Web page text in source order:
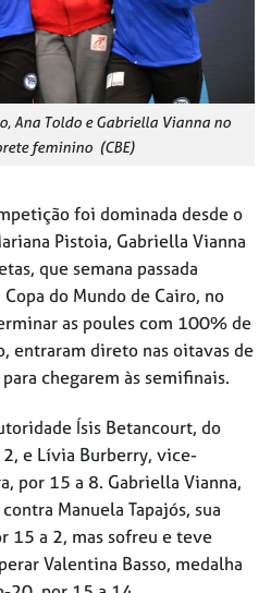
Ana Toldo e Gabriella Vianna no
feminino (CBE)
foi dominada desde o
Pistoia, Gabriella Vianna
que semana passada
do Mundo de Cairo, no
as poules com 100% de
entraram direto nas oitavas de
chegarem às semifinais.
Ísis Betancourt, do
e Lívia Burberry, vice-
por 15 a 8. Gabriella Vianna,
Manuela Tapajós, sua
15 a 2, mas sofreu e teve
Valentina Basso, medalha